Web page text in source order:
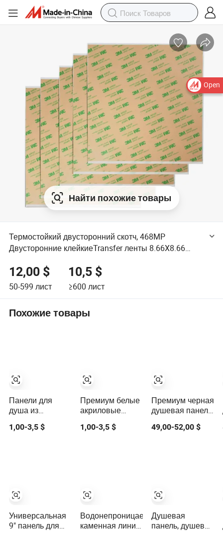
Open
Найти похожие товары
Термостойкий двусторонний скотч, 468MP
Двусторонние клейкиеTransfer ленты 8.66X8.66
листа Pei
12,00 $
50-599 лист
10,5 $
≥600 лист
Похожие товары
Панели для
душа из
АБС для
1,00-3,5 $
Универсальная
9" панель для
Премиум белые
акриловые
душа из АБС
1,00-3,5 $
Водонепроницаемая
каменная линия
Премиум черная
душевая панель
частью из
49,00-52,00 $
Душевая
панель, душевой